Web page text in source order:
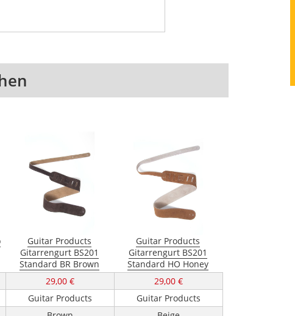
Guitar Products
Gitarrengurt BS201
Standard BR Brown
Guitar Products
Gitarrengurt BS201
Standard HO Honey
29,00 €
29,00 €
Guitar Products
Guitar Products